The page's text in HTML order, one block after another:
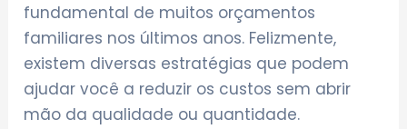
fundamental de muitos orçamentos
familiares nos últimos anos. Felizmente,
existem diversas estratégias que podem
ajudar você a reduzir os custos sem abrir
mão da qualidade ou quantidade.